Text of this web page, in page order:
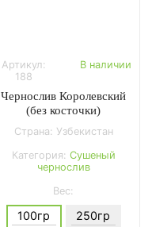
Артикул:
188
В наличии
Чернослив Королевский
(без косточки)
Страна: Узбекистан
Категория: Сушеный
чернослив
Вес:
100гр
250гр